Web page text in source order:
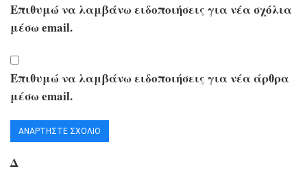
Επιθυμώ να λαμβάνω ειδοποιήσεις για νέα σχόλια
μέσω email.
Επιθυμώ να λαμβάνω ειδοποιήσεις για νέα άρθρα
μέσω email.
Δ